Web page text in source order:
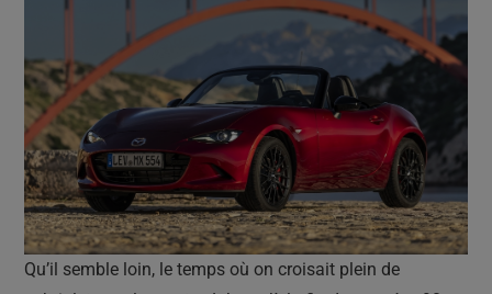
Qu’il semble loin, le temps où on croisait plein de